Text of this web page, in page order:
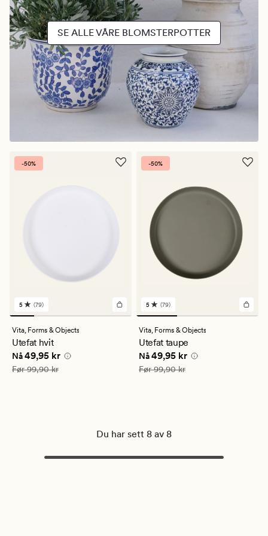
SE ALLE VÅRE BLOMSTERPOTTER
-50%
79
anmeldelser
med
en
gjennomsnittlig
vurdering
på
5
5 (79)
Vita, Forms & Objects
Utefat hvit
Nåværende pris
Nå49,95 kr
Vanlig pris 99,90 kr
Før99,90 kr
-50%
79
anmeldelser
med
en
gjennomsnittlig
vurdering
på
5
5 (79)
Vita, Forms & Objects
Utefat taupe
Nåværende pris
Nå49,95 kr
Vanlig pris 99,90 kr
Før99,90 kr
Du har sett 8 av 8